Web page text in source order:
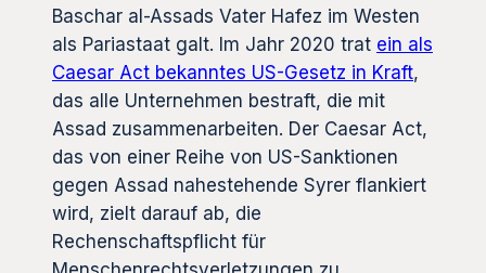
Baschar al-Assads Vater Hafez im Westen
als Pariastaat galt. Im Jahr 2020 trat ein als
Caesar Act bekanntes US-Gesetz in Kraft,
das alle Unternehmen bestraft, die mit
Assad zusammenarbeiten. Der Caesar Act,
das von einer Reihe von US-Sanktionen
gegen Assad nahestehende Syrer flankiert
wird, zielt darauf ab, die
Rechenschaftspflicht für